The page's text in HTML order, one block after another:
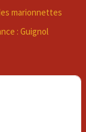
marionnettes
: Guignol